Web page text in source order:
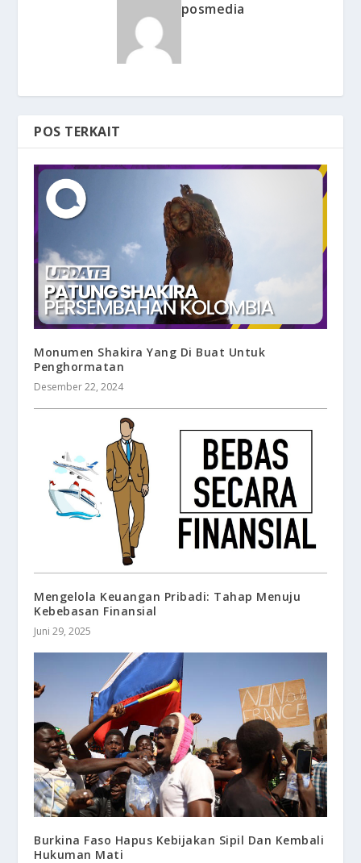
posmedia
POS TERKAIT
Monumen Shakira Yang Di Buat Untuk
Penghormatan
Desember 22, 2024
Mengelola Keuangan Pribadi: Tahap Menuju
Kebebasan Finansial
Juni 29, 2025
Burkina Faso Hapus Kebijakan Sipil Dan Kembali
Hukuman Mati